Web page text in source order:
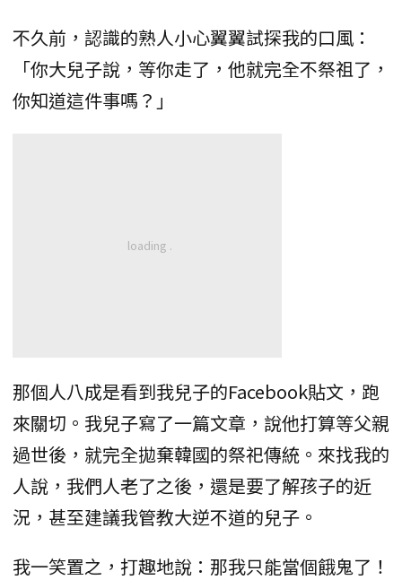
不久前，認識的熟人小心翼翼試探我的口風：
「你大兒子說，等你走了，他就完全不祭祖了，
你知道這件事嗎？」
那個人八成是看到我兒子的Facebook貼文，跑
來關切。我兒子寫了一篇文章，說他打算等父親
過世後，就完全拋棄韓國的祭祀傳統。來找我的
人說，我們人老了之後，還是要了解孩子的近
況，甚至建議我管教大逆不道的兒子。
我一笑置之，打趣地說：那我只能當個餓鬼了！